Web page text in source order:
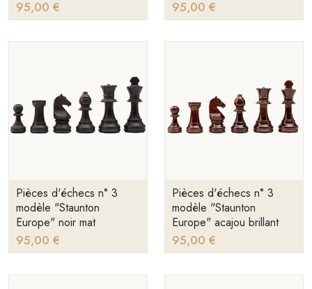
95,00 € 95,00 €
Pièces d'échecs n° 3
modèle "Staunton
Europe" noir mat
95,00 €
Pièces d'échecs n° 3
modèle "Staunton
Europe" acajou brillant
95,00 €